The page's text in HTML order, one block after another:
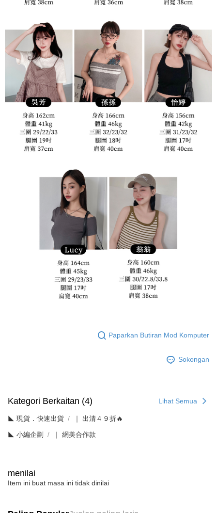
Paparkan Butiran Mod Komputer
Sokongan
Kategori Berkaitan (4) Lihat Semua
◣ 現貨．快速出貨 ｜ 出清４９折🔥
◣ 小編企劃 ｜ 網美合作款
menilai
Item ini buat masa ini tidak dinilai